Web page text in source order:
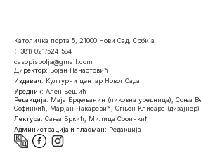
Католичка порта 5, 21000 Нови Сад, Србија
(+381) 021/524-584
casopispolja@gmail.com
Директор: Бојан Панаотовић
Издавач: Културни центар Новог Сада
Уредник: Ален Бешић
Редакција: Маја Ердељанин (ликовна уредница), Соња
Софинкић, Марјан Чакаревић, Огњен Клисара (дизајнер)
Лектура: Сања Бркић, Милица Софинкић
Администрација и пласман: Редакција